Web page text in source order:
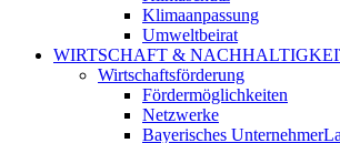
Klimaanpassung
Umweltbeirat
WIRTSCHAFT &
Wirtschaftsförderung
Fördermöglichkeiten
Netzwerke
Bayerisches